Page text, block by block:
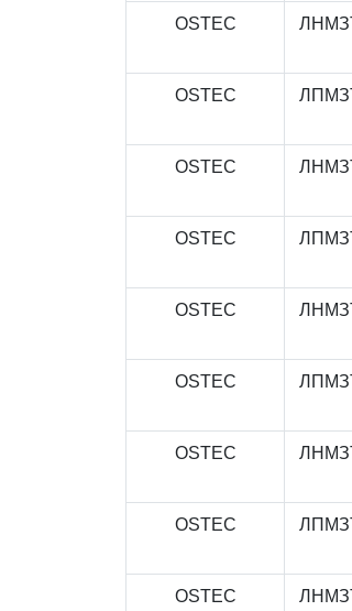
OSTEC
OSTEC
OSTEC
OSTEC
OSTEC
OSTEC
OSTEC
OSTEC
OSTEC